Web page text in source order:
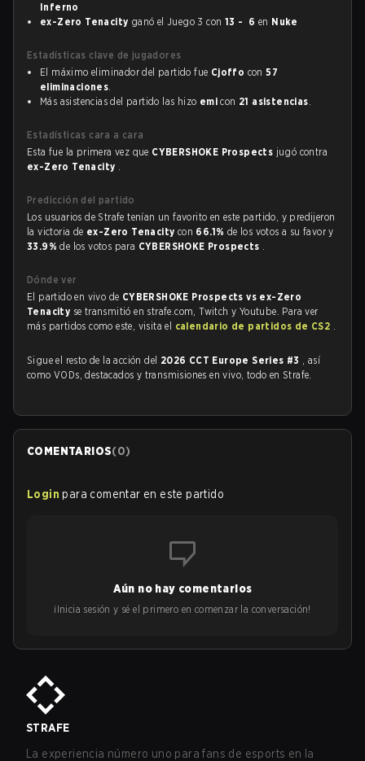
Inferno
ex-Zero Tenacity ganó el Juego 3 con 13 - 6 en Nuke
Estadísticas clave de jugadores
El máximo eliminador del partido fue Cjoffo con57
eliminaciones.
Más asistencias del partido las hizo emi con 21 asistencias.
Estadísticas cara a cara
Esta fue la primera vez que CYBERSHOKE Prospects jugó contra
ex-Zero Tenacity .
Predicción del partido
Los usuarios de Strafe tenían un favorito en este partido, y predijeron
la victoria de ex-Zero Tenacity con 66.1% de los votos a su favor y
33.9%de los votos para CYBERSHOKE Prospects .
Dónde ver
El partido en vivo de CYBERSHOKE Prospects vs ex-Zero
Tenacity se transmitió en strafe.com, Twitch y Youtube. Para ver
más partidos como este, visita el calendario de partidos de CS2 .
Sigue el resto de la acción del 2026 CCT Europe Series #3 , así
como VODs, destacados y transmisiones en vivo, todo en Strafe.
COMENTARIOS(0)
Login para comentar en este partido
Aún no hay comentarios
¡Inicia sesión y sé el primero en comenzar la conversación!
STRAFE
La experiencia número uno para fans de esports en la